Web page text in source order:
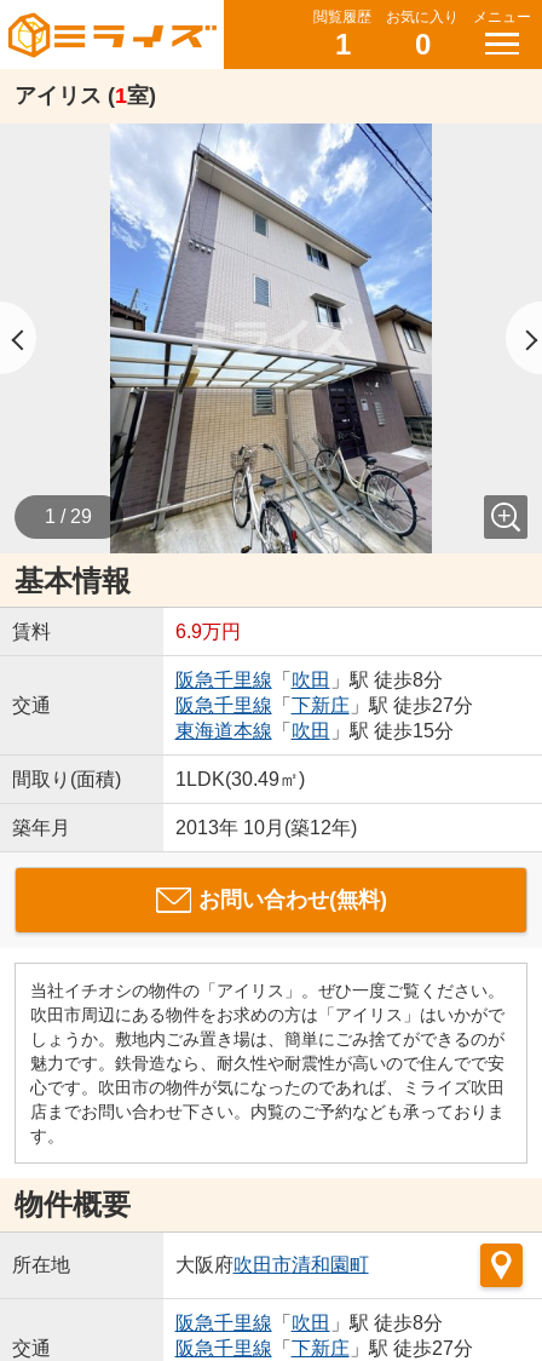
閲覧履歴
1
お気に入り
0
メニュー
アイリス (1室)
1 / 29
基本情報
賃料 6.9万円
交通
阪急千里線 「 吹田 」駅 徒歩8分
阪急千里線 「 下新庄 」駅 徒歩27分
東海道本線 「 吹田 」駅 徒歩15分
間取り(面積) 1LDK(30.49㎡)
築年月 2013年 10月(築12年)
お問い合わせ(無料)
当社イチオシの物件の「アイリス」。ぜひ一度ご覧ください。
吹田市周辺にある物件をお求めの方は「アイリス」はいかがで
しょうか。敷地内ごみ置き場は、簡単にごみ捨てができるのが
魅力です。鉄骨造なら、耐久性や耐震性が高いので住んでで安
心です。吹田市の物件が気になったのであれば、ミライズ吹田
店までお問い合わせ下さい。内覧のご予約なども承っておりま
す。
物件概要
所在地 大阪府吹田市清和園町
交通
阪急千里線 「 吹田 」駅 徒歩8分
阪急千里線 「 下新庄 」駅 徒歩27分